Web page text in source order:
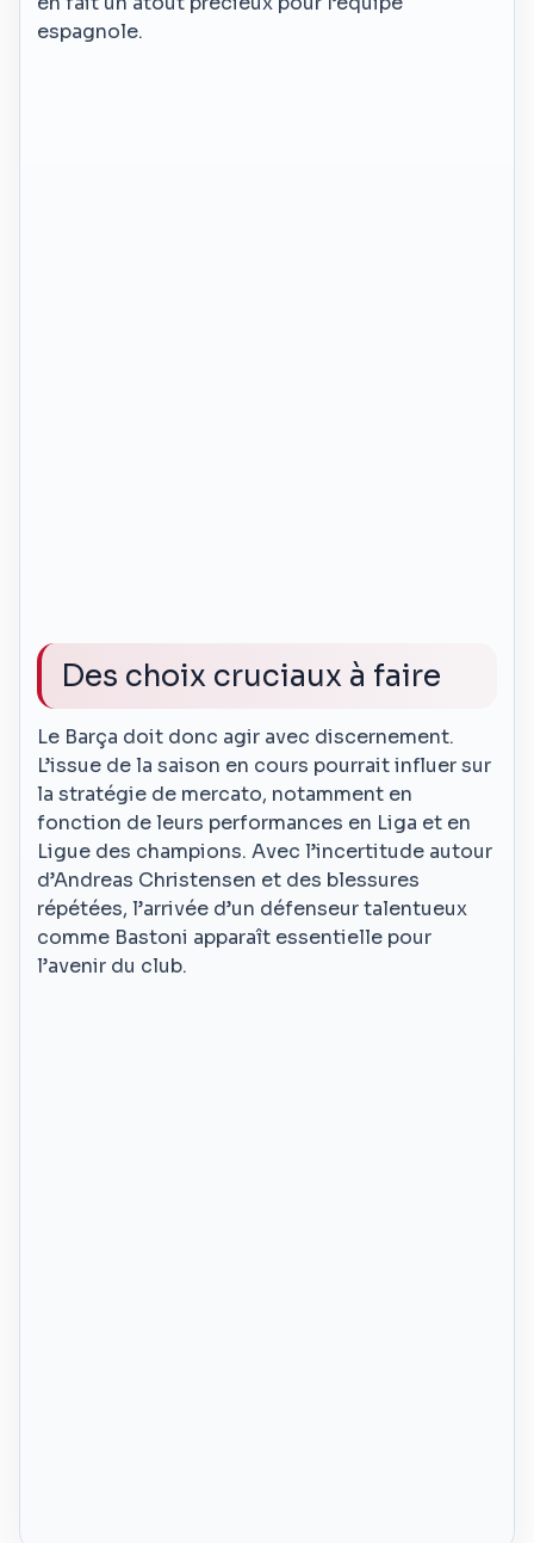
espagnole.
Des choix cruciaux à faire
Le Barça doit donc agir avec discernement.
L’issue de la saison en cours pourrait influer sur
la stratégie de mercato, notamment en
fonction de leurs performances en Liga et en
Ligue des champions. Avec l’incertitude autour
d’Andreas Christensen et des blessures
répétées, l’arrivée d’un défenseur talentueux
comme Bastoni apparaît essentielle pour
l’avenir du club.